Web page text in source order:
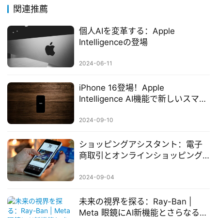
関連推薦
個人AIを変革する：Apple
Intelligenceの登場
2024-06-11
iPhone 16登場！Apple
Intelligence AI機能で新しいスマー
2024-09-10
ショッピングアシスタント：電子
商取引とオンラインショッピング
2024-09-04
未来の視界を探る：Ray-Ban |
Meta 眼鏡にAI新機能とさらなるパ